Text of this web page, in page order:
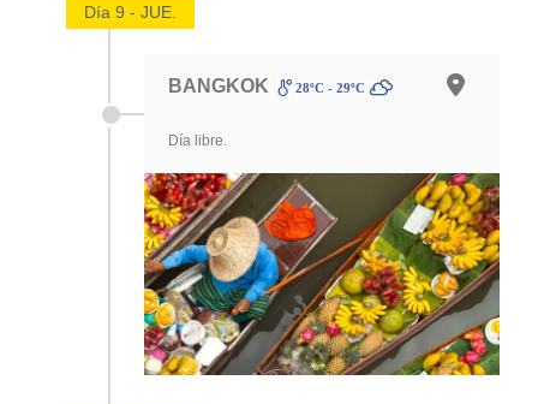
Día 9 - JUE.
BANGKOK 28ºC - 29ºC
Día libre.